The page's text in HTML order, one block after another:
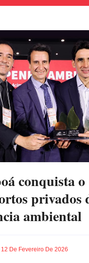
conquista o
privados
ambiental
12 De Fevereiro De 2026